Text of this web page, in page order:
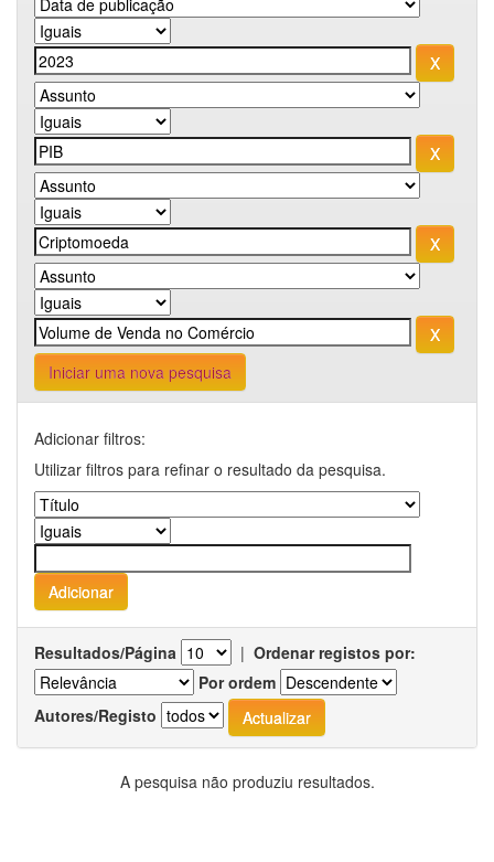
Iniciar uma nova pesquisa
Adicionar filtros:
Utilizar filtros para refinar o resultado da pesquisa.
Resultados/Página | Ordenar registos por:
Por ordem
Autores/Registo
A pesquisa não produziu resultados.